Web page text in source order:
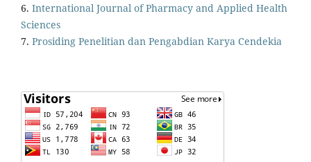
6. International Journal of Pharmacy and Applied Health
Sciences
7. Prosiding Penelitian dan Pengabdian Karya Cendekia